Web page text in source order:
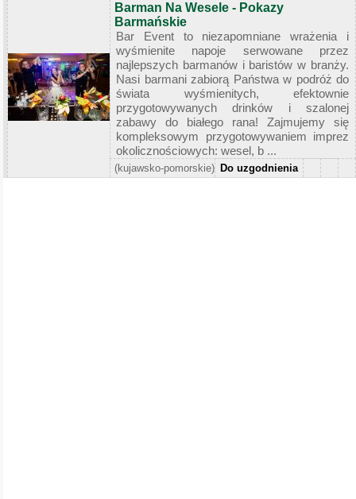
Barman Na Wesele - Pokazy
Barmańskie
Bar Event to niezapomniane wrażenia i
wyśmienite napoje serwowane przez
najlepszych barmanów i baristów w branży.
Nasi barmani zabiorą Państwa w podróż do
świata wyśmienitych, efektownie
przygotowywanych drinków i szalonej
zabawy do białego rana! Zajmujemy się
kompleksowym przygotowywaniem imprez
okolicznościowych: wesel, b ...
(kujawsko-pomorskie) Do uzgodnienia